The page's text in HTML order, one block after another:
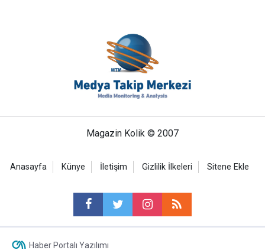
Magazin Kolik © 2007
Anasayfa Künye İletişim Gizlilik İlkeleri Sitene Ekle
Haber Portalı Yazılımı